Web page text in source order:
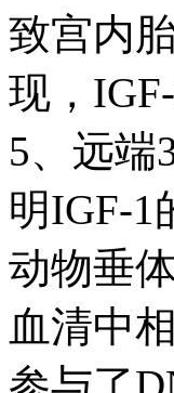
致宫内
现，
5、远端
明IGF-1
动物垂
血清中